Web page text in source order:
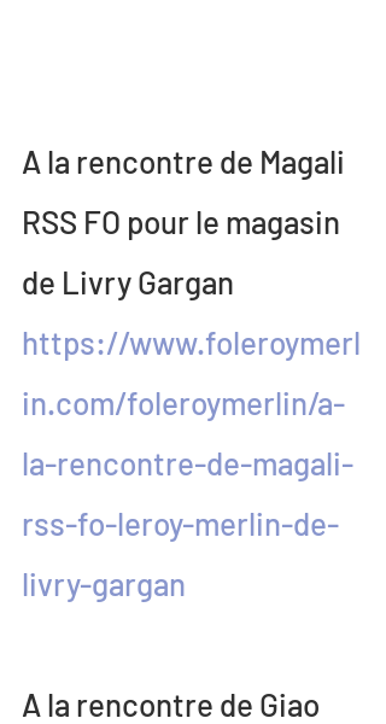
A la rencontre de Magali
RSS FO pour le magasin
de Livry Gargan
https://www.foleroymerl
in.com/foleroymerlin/a-
la-rencontre-de-magali-
rss-fo-leroy-merlin-de-
livry-gargan
A la rencontre de Giao